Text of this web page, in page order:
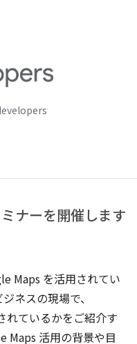
ナーを開催します
Maps を活用されてい
ネスの現場で、
れているかをご紹介す
Maps 活用の背景や目